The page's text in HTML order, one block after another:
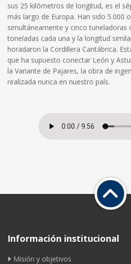
sus 25 kilómetros de longitud, es el
más largo de Europa. Han sido 5.000
simultáneamente y cinco tuneladoras
toneladas cada una y la longitud
horadaron la Cordillera Cantábrica.
que ha supuesto conectar León y
la Variante de Pajares, la obra de
realizada nunca en nuestro país.
Información institucional
Misión y objetivos